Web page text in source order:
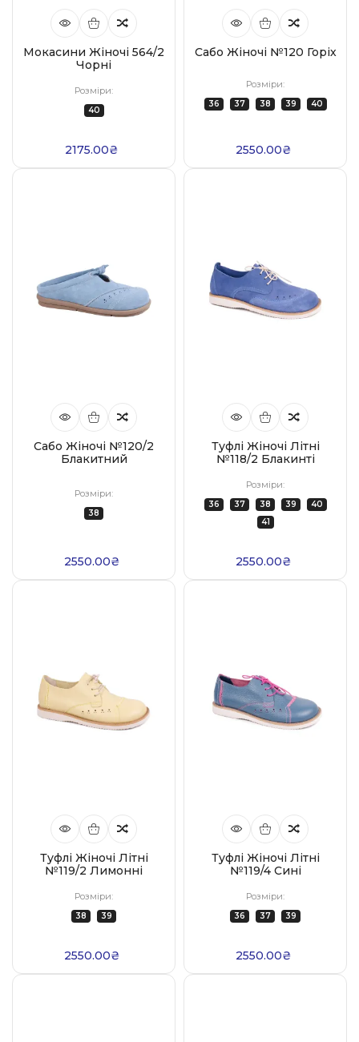
Мокасини Жіночі 564/2
Чорні
Розміри:
40
2175.00₴
Сабо Жіночі №120 Горіх
Розміри:
36 37 38 39 40
2550.00₴
Сабо Жіночі №120/2
Блакитний
Розміри:
38
2550.00₴
Туфлі Жіночі Літні
№118/2 Блакинті
Розміри:
36 37 38 39
40
41
2550.00₴
Туфлі Жіночі Літні
№119/2 Лимонні
Розміри:
38 39
2550.00₴
Туфлі Жіночі Літні
№119/4 Сині
Розміри:
36 37 39
2550.00₴